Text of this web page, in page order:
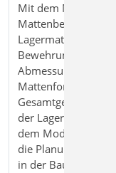
Mit dem Modul
Mattenbewehrung
Lagermatten und
Bewehrungslagen
Abmessungen
Mattenformate
Gesamtgewichte
der Lagermatten
dem Modul
die Planung und
in der BauStatik.